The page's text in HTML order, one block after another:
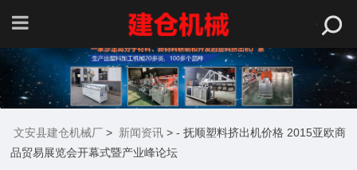
文安县建仓机械厂 > 新闻资讯 > - 抚顺塑料挤出机价格 2015亚欧商
品贸易展览会开幕式暨产业峰论坛